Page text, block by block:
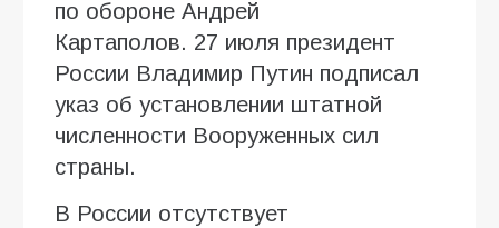
по обороне Андрей
Картаполов. 27 июля президент
России Владимир Путин подписал
указ об установлении штатной
численности Вооруженных сил
страны.
В России отсутствует